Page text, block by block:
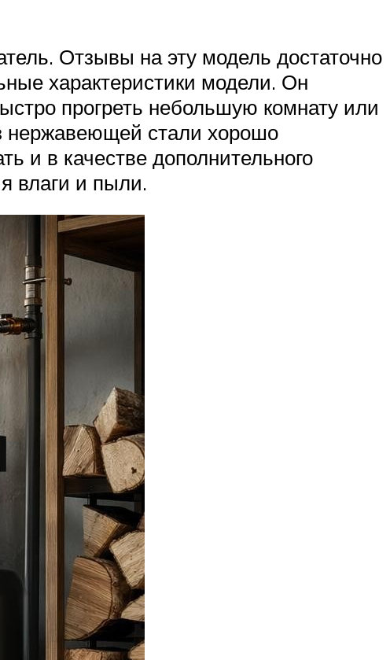
Отзывы на эту модель достаточно
характеристики модели. Он
прогреть небольшую комнату или
нержавеющей стали хорошо
и в качестве дополнительного
влаги и пыли.